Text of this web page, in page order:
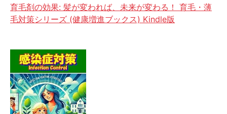
育毛剤の効果: 髪が変われば、未来が変わる！ 育毛・薄
毛対策シリーズ (健康増進ブックス) Kindle版